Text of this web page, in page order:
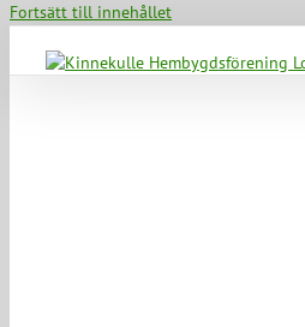
Fortsätt till innehållet